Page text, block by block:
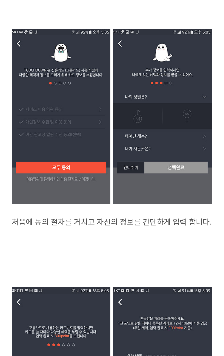
처음에 동의 절차를 거치고 자신의 정보를 간단하게 입력 합니다.